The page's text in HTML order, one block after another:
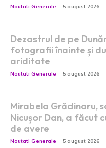
Noutati Generale 5 august 2026
Dezastrul de pe
fotografii înainte și
ariditate
Noutati Generale 5 august 2026
Mirabela Grădinaru,
Nicușor Dan, a făcut
de avere
Noutati Generale 5 august 2026